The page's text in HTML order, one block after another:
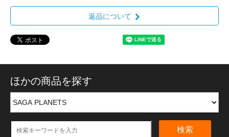
返品について
ほかの商品を探す
検索